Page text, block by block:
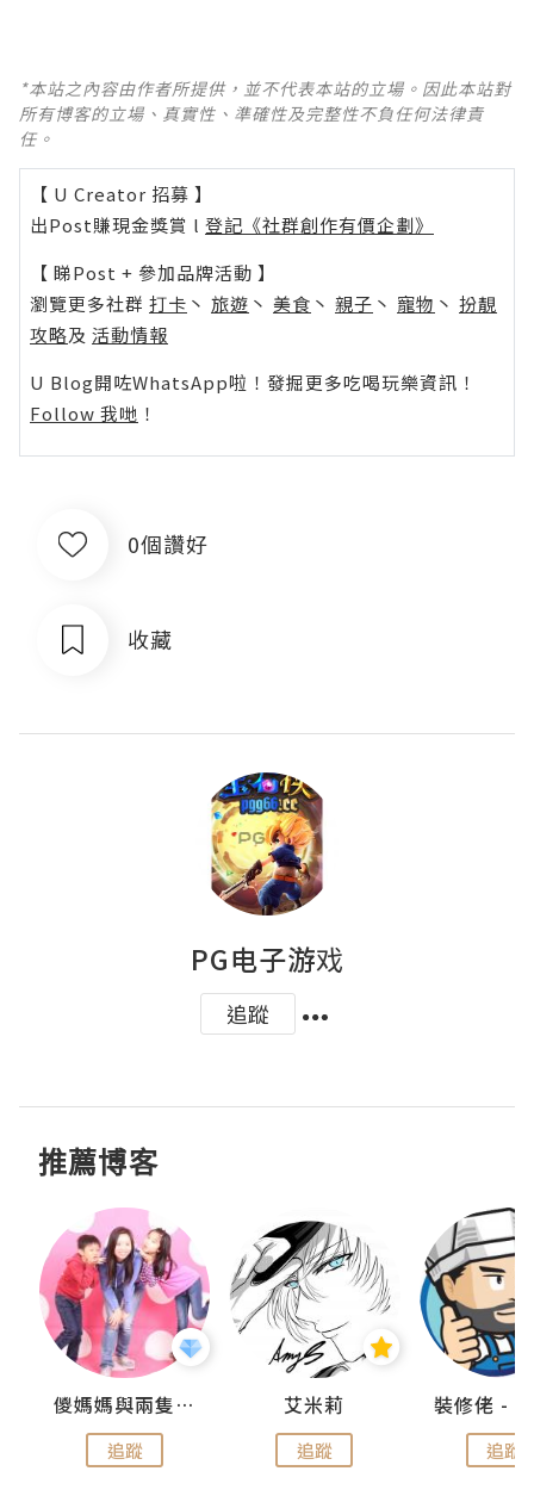
*本站之內容由作者所提供，並不代表本站的立場。因此本站對
所有博客的立場、真實性、準確性及完整性不負任何法律責
任。
【 U Creator 招募 】
出Post賺現金獎賞 l 登記《社群創作有價企劃》
【 睇Post + 參加品牌活動 】
瀏覽更多社群 打卡 丶 旅遊 丶 美食 丶 親子 丶 寵物 丶 扮靚
攻略及 活動情報
U Blog開咗WhatsApp啦！發掘更多吃喝玩樂資訊！
Follow 我哋 ！
0個讚好
收藏
PG电子游戏
追蹤
推薦博客
儍媽媽與兩隻小魔怪之家
追蹤
艾米莉
追蹤 追蹤